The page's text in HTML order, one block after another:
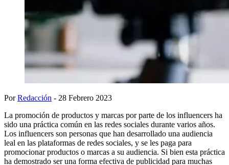
PorRedacción - 28 Febrero 2023
La promoción de productos y marcas por parte de los influencers ha
sido una práctica común en las redes sociales durante varios años.
Los influencers son personas que han desarrollado una audiencia
leal en las plataformas de redes sociales, y se les paga para
promocionar productos o marcas a su audiencia. Si bien esta práctica
ha demostrado ser una forma efectiva de publicidad para muchas